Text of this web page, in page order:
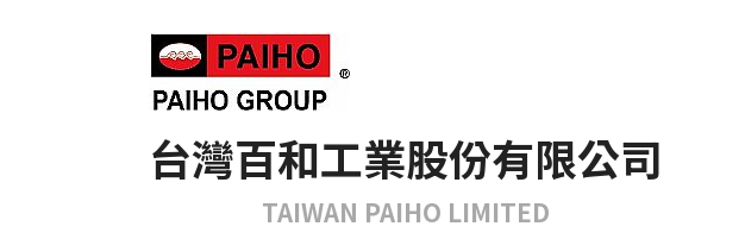
台灣百和工業股份有限公司
TAIWAN PAIHO LIMITED